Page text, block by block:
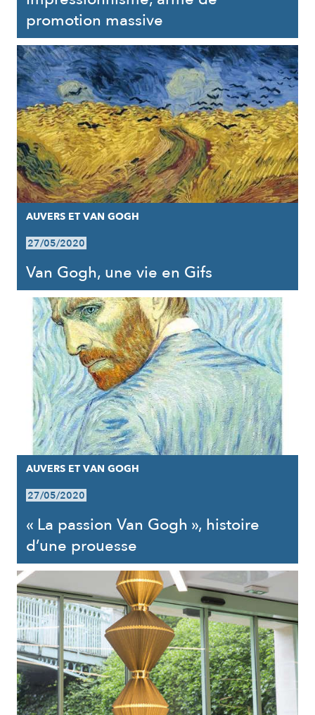
promotion massive
AUVERS ET VAN GOGH
27/05/2020
Van Gogh, une vie en Gifs
AUVERS ET VAN GOGH
27/05/2020
« La passion Van Gogh », histoire
d’une prouesse